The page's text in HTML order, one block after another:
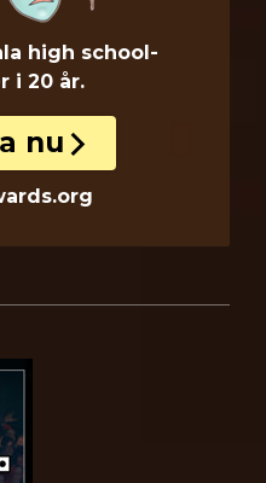
high school-
i 20 år.
nu